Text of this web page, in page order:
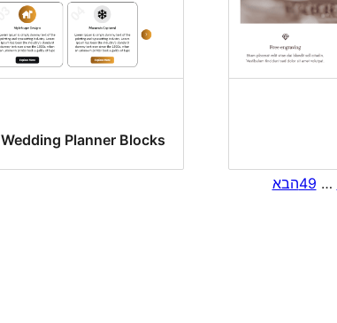
Wedding Planner Blocks
…
49הבא